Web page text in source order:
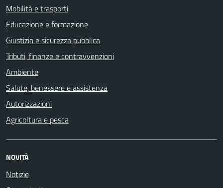
Mobilità e trasporti
Educazione e formazione
Giustizia e sicurezza pubblica
Tributi, finanze e contravvenzioni
Ambiente
Salute, benessere e assistenza
Autorizzazioni
Agricoltura e pesca
NOVITÀ
Notizie